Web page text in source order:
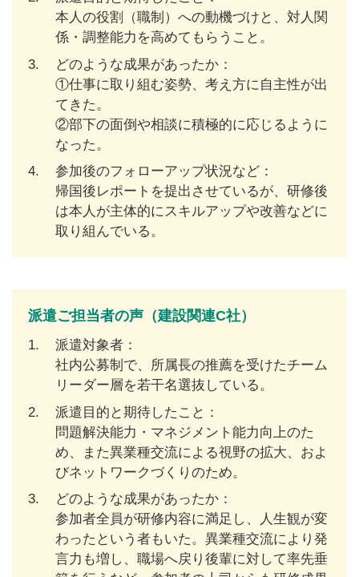
本人の役割（職制）への動機づけと、対人関
係・調整能力を高めてもらうこと。
3.
どのような成果があったか：
①仕事に取り組む姿勢、考え方に自主性が出
てきた。
②部下の面倒や相談に積極的に応じるように
なった。
4.
参加後のフォローアップ状況など：
帰国後レポートを提出させているが、研修後
は本人が主体的にスキルアップや改善などに
取り組んでいる。
派遣ご担当者の声（建設関連C社）
1.
派遣対象者：
社内公募制で、所属長の推薦を受けたチーム
リーダー層を若干名選抜している。
2.
派遣目的と期待したこと：
問題解決能力・マネジメント能力向上のた
め、また異業種交流による視野の拡大、およ
びネットワークづくりのため。
3.
どのような成果があったか：
参加者全員が研修内容に満足し、人生観が変
わったという者もいた。異業種交流により発
言力も増し、職場へ戻り後輩に対して率先垂